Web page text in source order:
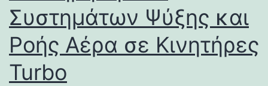
Συστημάτων Ψύξης και
Ροής Αέρα σε Κινητήρες
Turbo